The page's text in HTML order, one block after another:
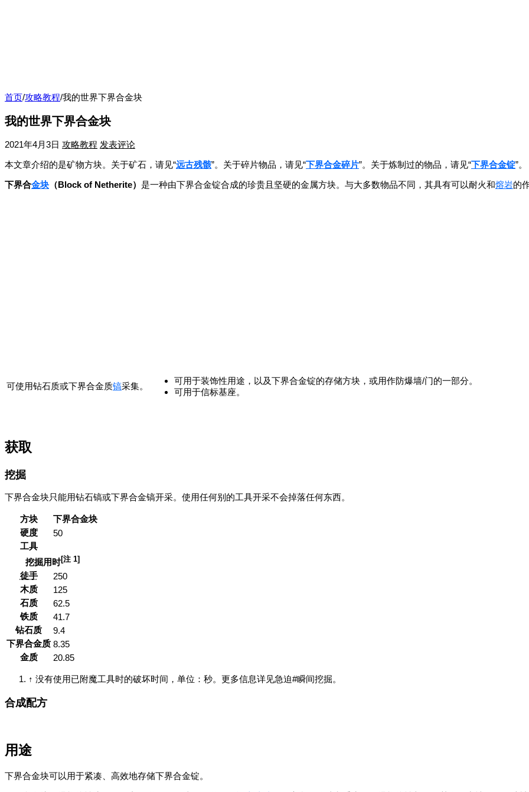
首页/攻略教程/我的世界下界合金块
我的世界下界合金块
2021年4月3日 攻略教程 发表评论
本文章介绍的是矿物方块。关于矿石，请见“远古残骸”。关于碎片物品，请见“下界合金碎片”。关于炼制过的物品，请见“下界合金锭”。
下界合金块 （Block of Netherite） 是一种由下界合金锭合成的珍贵且坚硬的金属方块。与大多数物品不同，其具有可以耐火和熔岩的
可使用钻石质或下界合金质镐采集。
可用于装饰性用途，以及下界合金锭的存储方块，或用作防爆墙/门的一部分。
可用于信标基座。
获取
挖掘
下界合金块只能用钻石镐或下界合金镐开采。使用任何别的工具开采不会掉落任何东西。
方块
下界合金块
硬度
50
工具
挖掘用时[注 1]
徒手
250
木质
125
石质
62.5
铁质
41.7
钻石质
9.4
下界合金质 8.35
金质
20.85
↑ 没有使用已附魔工具时的破坏时间，单位：秒。更多信息详见急迫#瞬间挖掘。
合成配方
用途
下界合金块可以用于紧凑、高效地存储下界合金锭。